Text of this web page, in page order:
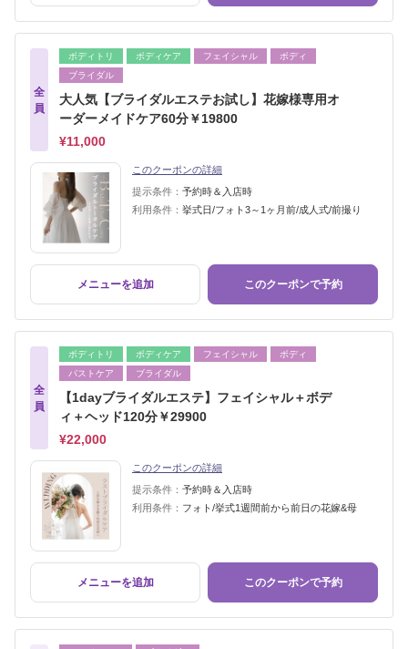
全
員
ボディトリ ボディケア フェイシャル
ボディ
ブライダル
大人気【ブライダルエステお試し】花嫁様専用オ
ーダーメイドケア60分￥19800
¥11,000
このクーポンの詳細
提示条件： 予約時＆入店時
利用条件： 挙式日/フォト3～1ヶ月前/成人式/前撮り
メニューを追加 このクーポンで予約
全
員
ボディトリ ボディケア フェイシャル
ボディ
バストケア
ブライダル
【1dayブライダルエステ】フェイシャル＋ボデ
ィ＋ヘッド120分￥29900
¥22,000
このクーポンの詳細
提示条件： 予約時＆入店時
利用条件： フォト/挙式1週間前から前日の花嫁&母
メニューを追加 このクーポンで予約